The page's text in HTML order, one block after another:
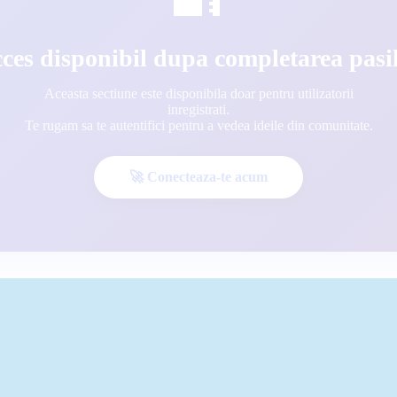
disponibil dupa completarea
Aceasta sectiune este disponibila doar pentru utilizatorii
inregistrati.
Te rugam sa te autentifici pentru a vedea ideile din comunitate.
🚀 Conecteaza-te acum